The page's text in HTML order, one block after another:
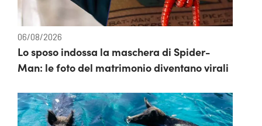
06/08/2026
Lo sposo indossa la maschera di Spider-
Man: le foto del matrimonio diventano virali